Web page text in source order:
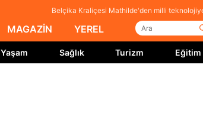
Belçika Kraliçesi Mathilde'den milli
MAGAZİN YEREL
Yaşam Sağlık Turizm Eğitim